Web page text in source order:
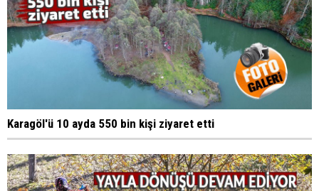
Karagöl'ü 10 ayda 550 bin kişi ziyaret etti